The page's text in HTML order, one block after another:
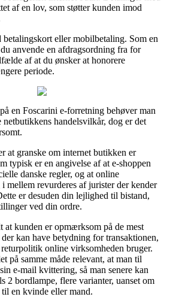
af en lov, som støtter kunden imod
eller mobilbetaling. Som en
anvende en afdragsordning fra for
af at du ønsker at honorere
periode.
en Foscarini e-forretning behøver man
handelsvilkår, dog er det
at granske om internet butikken er
typisk er en angivelse af at e-shoppen
danske regler, og at online
mellem revurderes af jurister der kender
er desuden din lejlighed til bistand,
ved din ordre.
at kunden er opmærksom på de mest
kan have betydning for transaktionen,
online virksomheden bruger.
på samme måde relevant, at man til
e-mail kvittering, så man senere kan
2 bordlampe, flere varianter, uanset om
en kvinde eller mand.